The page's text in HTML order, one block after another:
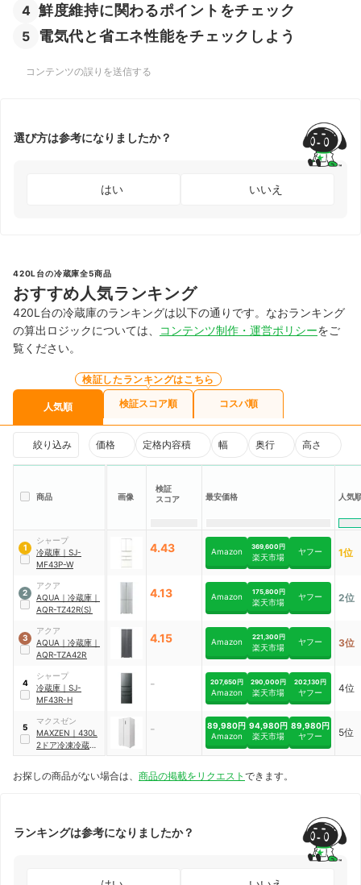
4 鮮度維持に関わるポイントをチェック
5 電気代と省エネ性能をチェックしよう
コンテンツの誤りを送信する
選び方は参考になりましたか？
はい いいえ
420L台の冷蔵庫全5商品
おすすめ人気ランキング
420L台の冷蔵庫のランキングは以下の通りです。なおランキング
の算出ロジックについては、
コンテンツ制作・運営ポリシーをご
覧ください。
人気順
検証したランキングはこちら
検証スコア順 コスパ順
絞り込み 価格 定格内容積 幅 奥行 高さ
商品 画像
検証
スコア
最安価格 人気
1
シャープ
冷蔵庫 ｜ SJ-
MF43P-W
4.43 Amazon 369,600円
楽天市場
ヤフー 1位
2
アクア
AQUA ｜ 冷蔵庫 ｜
AQR-TZ42R(S)
4.13 Amazon 175,800円
楽天市場
ヤフー 2位
3
アクア
AQUA ｜ 冷蔵庫 ｜
AQR-TZA42R
4.15 Amazon 221,300円
楽天市場
ヤフー 3位
4
シャープ
冷蔵庫 ｜ SJ-
MF43R-H
- 207,650円
Amazon
290,000円
楽天市場
202,130円
ヤフー 4位
5
マクスゼン
MAXZEN ｜ 430L
2ドア冷凍冷蔵庫
（ファン式）｜
-
89,980円
Amazon
94,980円
楽天市場
89,980円
ヤフー
5位
お探しの商品がない場合は、 商品の掲載をリクエスト できます。
ランキングは参考になりましたか？